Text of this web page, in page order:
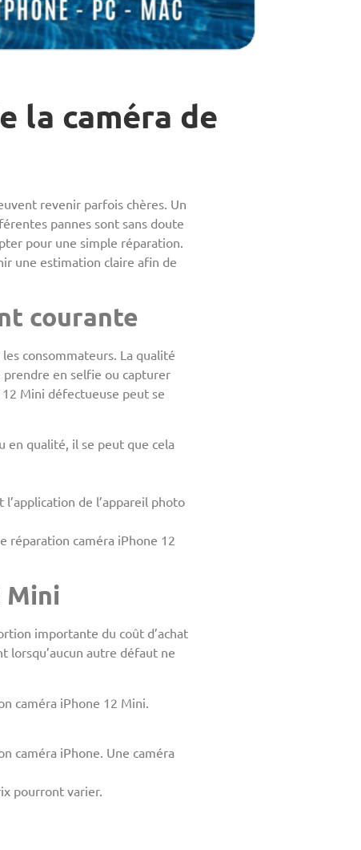
la caméra de
revenir parfois chères. Un
pannes sont sans doute
pour une simple réparation.
une estimation claire afin de
courante
consommateurs. La qualité
prendre en selfie ou capturer
Mini défectueuse peut se
en qualité, il se peut que cela
de l’appareil photo
réparation caméra iPhone 12
Mini
importante du coût d’achat
lorsqu’aucun autre défaut ne
caméra iPhone 12 Mini.
caméra iPhone. Une caméra
pourront varier.